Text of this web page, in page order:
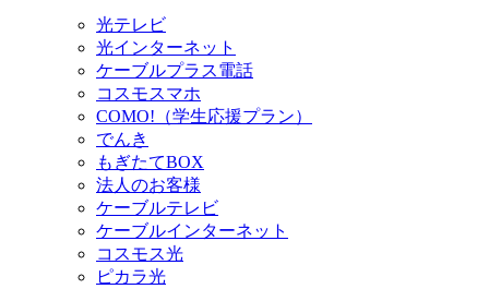
光テレビ
光インターネット
ケーブルプラス電話
コスモスマホ
COMO!（学生応援プラン）
でんき
もぎたてBOX
法人のお客様
ケーブルテレビ
ケーブルインターネット
コスモス光
ピカラ光